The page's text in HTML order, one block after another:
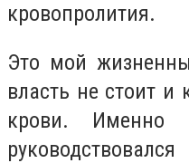
кровопролития.
Это мой
власть не стоит и
крови. Именно